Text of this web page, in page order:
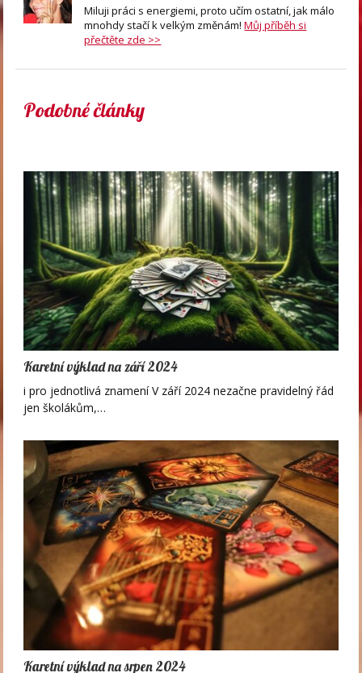
Miluji práci s energiemi, proto učím ostatní, jak málo
mnohdy stačí k velkým změnám!Můj příběh si
přečtěte zde >>
Podobné články
Karetní výklad na září 2024
i pro jednotlivá znamení V září 2024 nezačne pravidelný řád
jen školákům,…
Karetní výklad na srpen 2024